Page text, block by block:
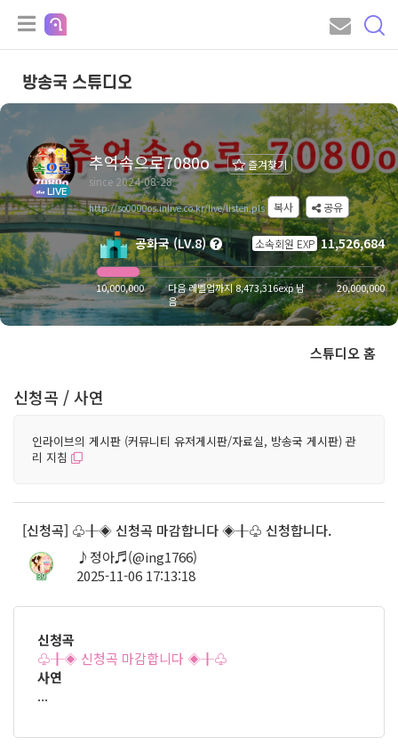
방송국 스튜디오
LIVE
추억속으로7080o
즐겨찾기
since 2024-08-28
http://so0000os.inlive.co.kr/live/listen.pls 복사 공유
공화국 (LV.8) 소속회원 EXP 11,526,684
10,000,000
다음 레벨업까지 8,473,316exp 남
음
20,000,000
스튜디오 홈
신청곡 / 사연
인라이브의 게시판 (커뮤니티 유저게시판/자료실, 방송국 게시판) 관
리 지침
[신청곡] ♧╂◈ 신청곡 마감합니다 ◈╂♧ 신청합니다.
39
♪정아♬(@ing1766)
2025-11-06 17:13:18
신청곡
♧╂◈ 신청곡 마감합니다 ◈╂♧
사연
...